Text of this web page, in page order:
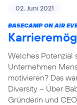
02. Juni 2021
BASECAMP ON AIR
Welches Potenzial
Unternehmen
motivieren? Das
Diversity – Über
Gründerin und